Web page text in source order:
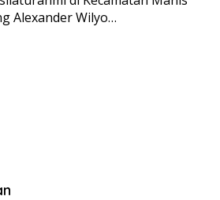
Alexander Wilyo…